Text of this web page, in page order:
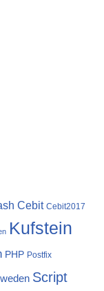
Cebit Cebit2017
Kufstein
PHP Postfix
Script